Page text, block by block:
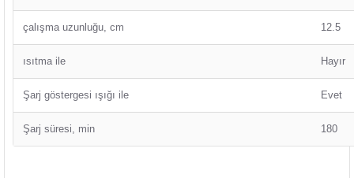
çalışma uzunluğu, cm 12.5
ısıtma ile Hayır
Şarj göstergesi ışığı ile Evet
Şarj süresi, min 180